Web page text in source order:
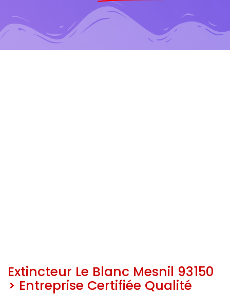
Extincteur Le Blanc Mesnil 93150
> Entreprise Certifiée Qualité